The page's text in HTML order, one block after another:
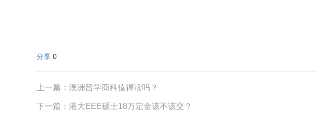
分享 0
上一篇：澳洲留学商科值得读吗？
下一篇：港大EEE硕士18万定金该不该交？